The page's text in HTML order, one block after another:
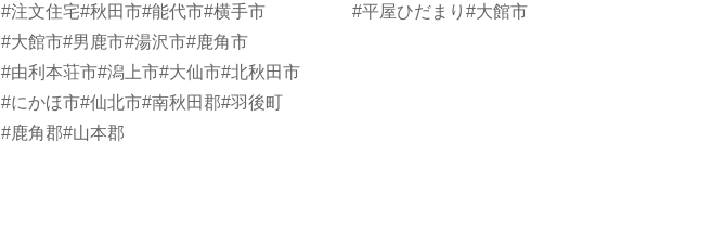
#注文住宅#秋田市#能代市#横手市
#大館市#男鹿市#湯沢市#鹿角市
#由利本荘市#潟上市#大仙市#北秋田市
#にかほ市#仙北市#南秋田郡#羽後町
#鹿角郡#山本郡
#平屋ひだまり #大館市